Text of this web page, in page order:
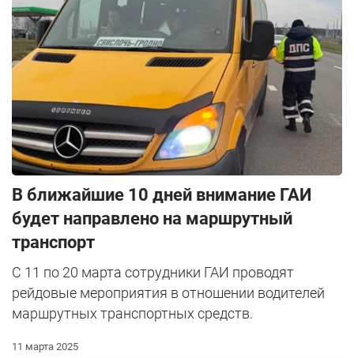
В ближайшие 10 дней внимание ГАИ
будет направлено на маршрутный
транспорт
С 11 по 20 марта сотрудники ГАИ проводят
рейдовые мероприятия в отношении водителей
маршрутных транспортных средств.
11 марта 2025